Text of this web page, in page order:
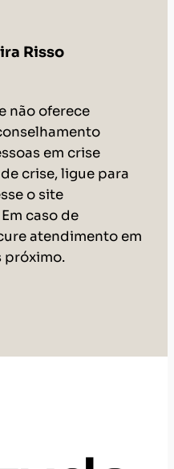
Risso
não oferece
em crise
crise, ligue para
o site
Em caso de
atendimento em
próximo.